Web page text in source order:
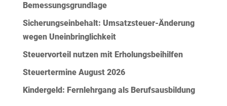
Bemessungsgrundlage
Sicherungseinbehalt: Umsatzsteuer-Änderung
wegen Uneinbringlichkeit
Steuervorteil nutzen mit Erholungsbeihilfen
Steuertermine August 2026
Kindergeld: Fernlehrgang als Berufsausbildung